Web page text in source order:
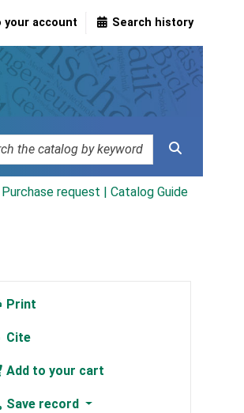
your account Search history
Purchase request | Catalog Guide
Print
Cite
Add to your cart
Save record